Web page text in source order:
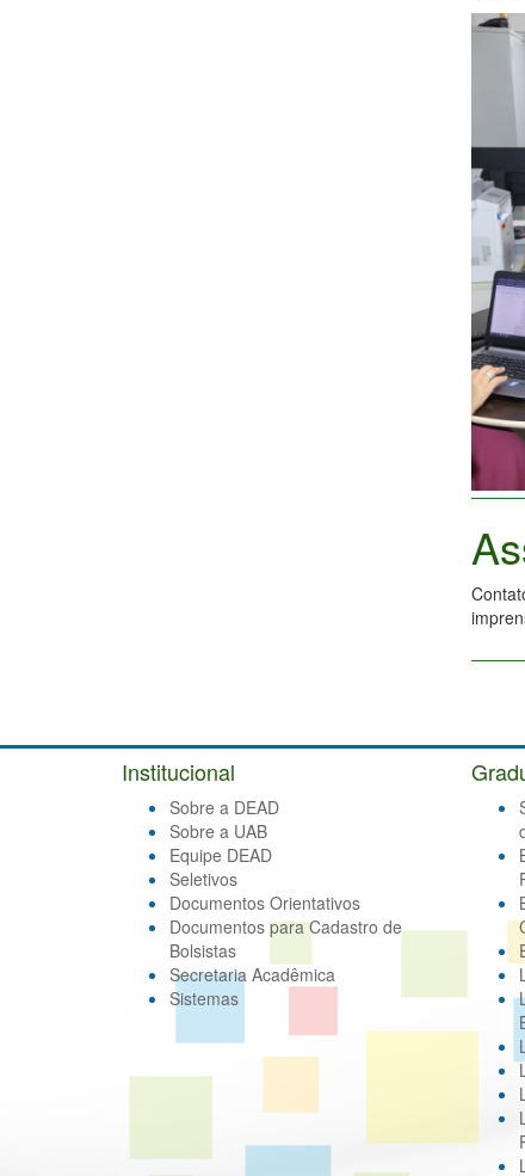
Institucional
Sobre a DEAD
Sobre a UAB
Equipe DEAD
Seletivos
Documentos Orientativos
Documentos para Cadastro de
Bolsistas
Secretaria Acadêmica
Sistemas